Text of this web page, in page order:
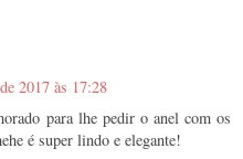
2017 às 17:28
para lhe pedir o anel com os
é super lindo e elegante!